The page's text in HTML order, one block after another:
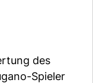
des
Spieler